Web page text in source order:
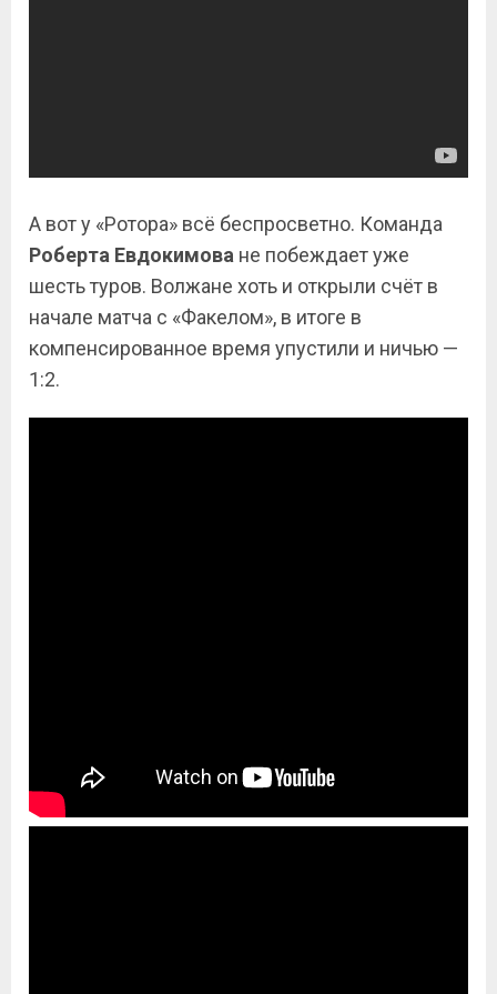
А вот у «Ротора» всё беспросветно. Команда
Роберта Евдокимова не побеждает уже
шесть туров. Волжане хоть и открыли счёт в
начале матча с «Факелом», в итоге в
компенсированное время упустили и ничью —
1:2.